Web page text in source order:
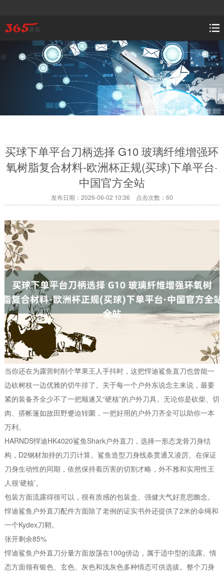
买球下单平台刀柄选择 G10 玻璃纤维增强环
氧树脂复合材料-欧洲杯正规(买球)下单平台·
中国官方全站
发布日期：2026-06-02 10:36 点击次数：60
当你还在为露营时削个苹果王人手抖时，这把悍迪鲨鱼直刀也曾能一
边砍树枝一边优雅的切牛排了。关于每一个户外东说念主来说，最要
紧的装备齐全少不了一把顺遂又“硬核”的户外刀具。无论你是砍柴、切
肉、搭帐篷如故田野蹙迫转圜，一把好用的户外刀齐全可以助你一本
万利。
HARNDS悍迪HK4020鲨鱼Shark户外直刀，选择一形态龙骨刀身结
构，D2钢材加持的刀刃计算。鲨鱼造型刀身线条贯通又凌厉。在保证
刀身生动性的同期，依然保持着历害的切割才略，外不雅和实用性王
人很‘硬核’。
包装方面流露得很可以，很有质感的包装盒、强健大气好意思瞻念。
悍迪鲨鱼户外直刀配件方面除了老例的证实书外还提供了2米的伞绳和
一个Kydex刀鞘。
张开剩余85%
悍迪鲨鱼户外直刀分量方面放荡在100g傍边，属于适中型的流露。情
态方面领有银色、玄色、灰色和浅灰色多种情态可供选拔。整个刀身